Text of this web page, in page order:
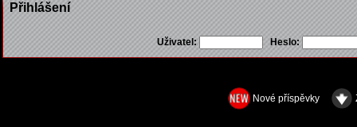
Přihlášení
Uživatel: Heslo:
Nové příspěvky